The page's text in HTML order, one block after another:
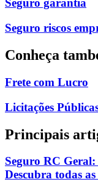
Seguro garantia
Seguro riscos
Conheça
Frete com Lucro
Licitações
Principais
Seguro RC Geral:
Descubra todas